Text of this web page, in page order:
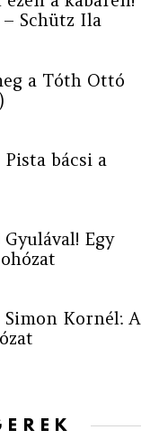
Schütz Ila
a Tóth Ottó
Pista bácsi a
Egy
Simon Kornél: A